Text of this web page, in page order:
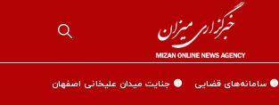
🟡 سامانه‌های قضایی 🟡 جنایت میدان علیخانی اصفهان